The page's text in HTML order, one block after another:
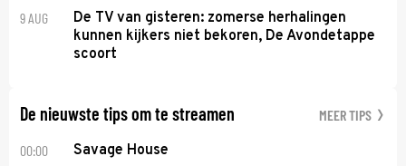
9 AUG
De TV van gisteren: zomerse herhalingen
kunnen kijkers niet bekoren, De Avondetappe
scoort
De nieuwste tips om te streamen MEER TIPS
00:00 Savage House